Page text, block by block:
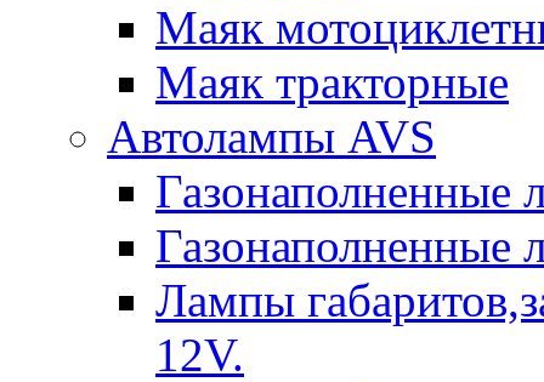
Маяк
Маяк тракторные
Автолампы AVS
Газонаполненные
Газонаполненные
Лампы
12V.